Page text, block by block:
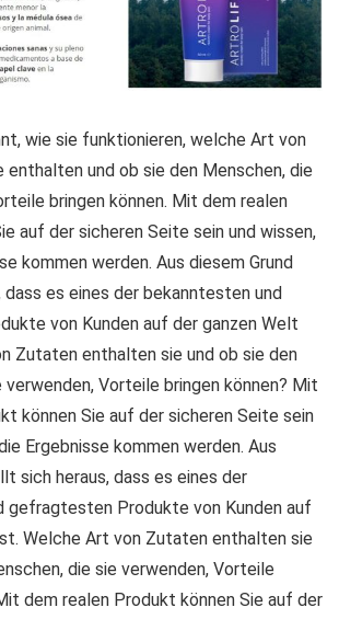
wie sie funktionieren, welche Art von
und ob sie den Menschen, die
bringen können. Mit dem realen
auf der sicheren Seite sein und wissen,
kommen werden. Aus diesem Grund
es eines der bekanntesten und
von Kunden auf der ganzen Welt
Zutaten enthalten sie und ob sie den
verwenden, Vorteile bringen können? Mit
können Sie auf der sicheren Seite sein
Ergebnisse kommen werden. Aus
sich heraus, dass es eines der
gefragtesten Produkte von Kunden auf
Welche Art von Zutaten enthalten sie
die sie verwenden, Vorteile
dem realen Produkt können Sie auf der